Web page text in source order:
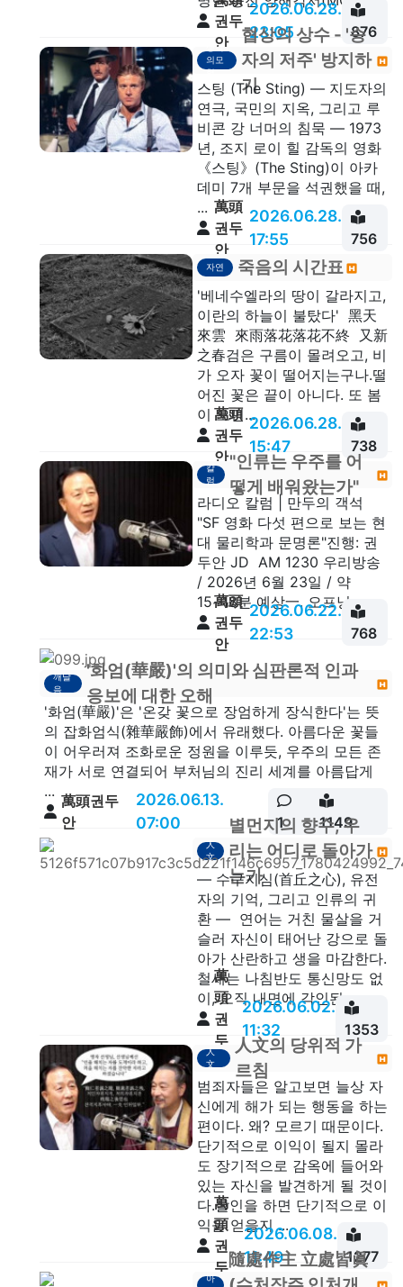
권두
안
2026.06.28.
23:05
876
생각
의모
형
협상의 상수 - '승
자의 저주' 방지하
기
스팅 (The Sting) — 지도자의
연극, 국민의 지옥, 그리고 루
비콘 강 너머의 침묵 — 1973
년, 조지 로이 힐 감독의 영화
《스팅》(The Sting)이 아카
데미 7개 부문을 석권했을 때,
... 萬頭
권두
안
2026.06.28.
17:55
756
자연 죽음의 시간표
'베네수엘라의 땅이 갈라지고,
이란의 하늘이 불탔다' 黑天
來雲 來雨落花落花不終 又新
之春검은 구름이 몰려오고, 비
가 오자 꽃이 떨어지는구나.떨
어진 꽃은 끝이 아니다. 또 봄
이 오면...
萬頭
권두
안
2026.06.28.
15:47
738
칼
럼
"인류는 우주를 어
떻게 배워왔는가"
라디오 칼럼 | 만두의 객석
"SF 영화 다섯 편으로 보는 현
대 물리학과 문명론"진행: 권
두안 JD AM 1230 우리방송
/ 2026년 6월 23일 / 약
15~18분 예상一. 오프닝 ...
萬頭
권두
안
2026.06.22.
22:53
768
깨달
음
'화엄(華嚴)'의 의미와 심판론적 인과
응보에 대한 오해
'화엄(華嚴)'은 '온갖 꽃으로 장엄하게 장식한다'는 뜻
의 잡화엄식(雜華嚴飾)에서 유래했다. 아름다운 꽃들
이 어우러져 조화로운 정원을 이루듯, 우주의 모든 존
재가 서로 연결되어 부처님의 진리 세계를 아름답게
...
萬頭권두
안
2026.06.13.
07:00
1 1149
人
文
별먼지의 향수, 우
리는 어디로 돌아가
는가
— 수구지심(首丘之心), 유전
자의 기억, 그리고 인류의 귀
환 — 연어는 거친 물살을 거
슬러 자신이 태어난 강으로 돌
아가 산란하고 생을 마감한다.
철새는 나침반도 통신망도 없
이, 오직 내면에 각인된...
萬
頭
권
두
안
2026.06.02.
11:32
1353
人
文
人文의 당위적 가
르침
범죄자들은 알고보면 늘상 자
신에게 해가 되는 행동을 하는
편이다. 왜? 모르기 때문이다.
단기적으로 이익이 될지 몰라
도 장기적으로 감옥에 들어와
있는 자신을 발견하게 될 것이
다.살인을 하면 단기적으로 이
익을 얻을지 ...
萬
頭
권
두
2026.06.08.
11:49
1277
아
隨處作主 立處皆眞